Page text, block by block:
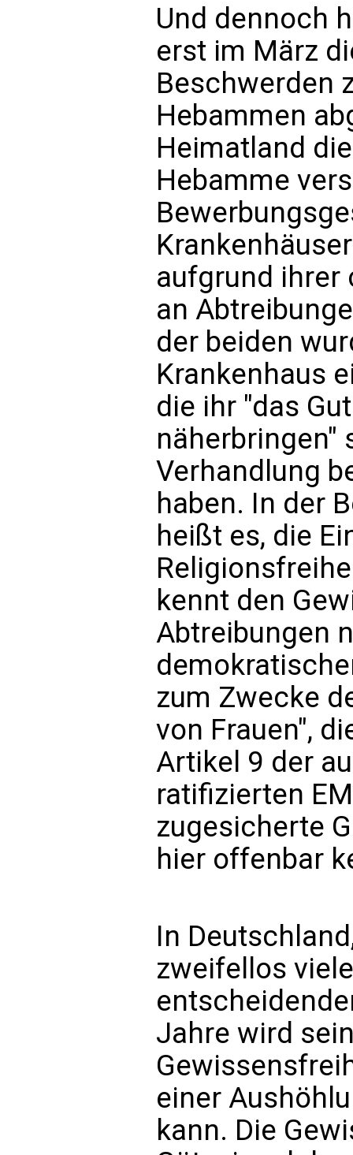
Und dennoch
erst im März
Beschwerden
Hebammen
Heimatland
Hebamme
aufgrund ihrer
an
der beiden
Krankenhaus
die ihr "das
näherbringen"
Verhandlung
haben. In der
heißt es, die
kennt den
Abtreibungen
zum Zwecke
von Frauen",
Artikel 9 der
ratifizierten
zugesicherte
hier offenbar
In
zweifellos
Jahre wird
einer
kann. Die